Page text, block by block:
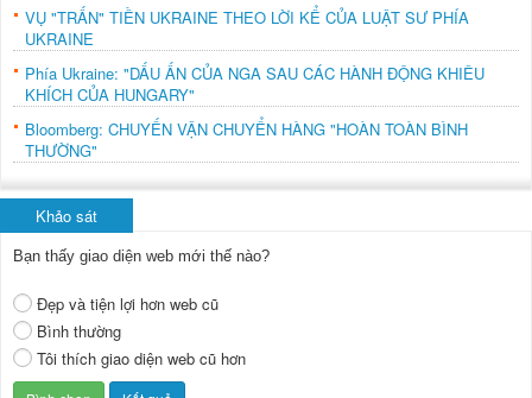
VỤ "TRẤN" TIỀN UKRAINE THEO LỜI KỂ CỦA LUẬT SƯ PHÍA
UKRAINE
Phía Ukraine: "DẤU ẤN CỦA NGA SAU CÁC HÀNH ĐỘNG KHIÊU
KHÍCH CỦA HUNGARY"
Bloomberg: CHUYẾN VẬN CHUYỂN HÀNG "HOÀN TOÀN BÌNH
THƯỜNG"
Khảo sát
Bạn thấy giao diện web mới thế nào?
Đẹp và tiện lợi hơn web cũ
Bình thường
Tôi thích giao diện web cũ hơn